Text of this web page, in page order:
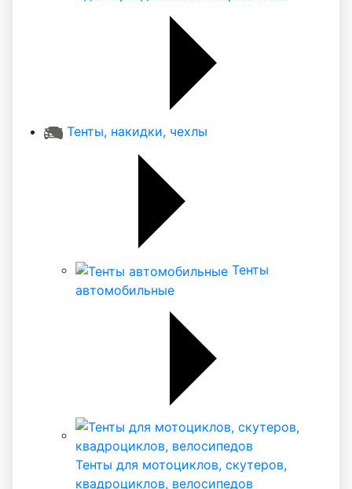
Тенты, накидки, чехлы
Тенты
автомобильные
Тенты для мотоциклов, скутеров,
квадроциклов, велосипедов